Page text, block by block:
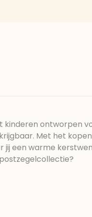
kinderen ontworpen
Met het
jij een warme